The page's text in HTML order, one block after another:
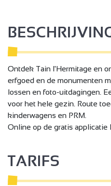
Ontdek Tain l'Hermitage en
erfgoed en de monumenten
lossen en foto-uitdagingen.
voor het hele gezin. Route
kinderwagens en PRM.
Online op de gratis applicatie
TARIFS